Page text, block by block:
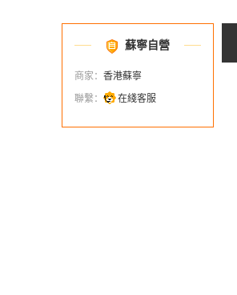
蘇寧自營
商家： 香港蘇寧
聯繫：
在綫客服